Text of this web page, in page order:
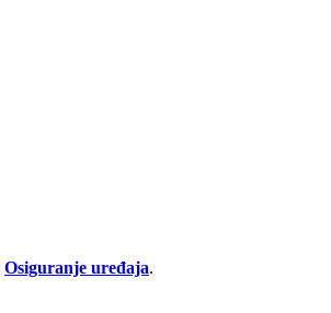
Osiguranje uređaja.